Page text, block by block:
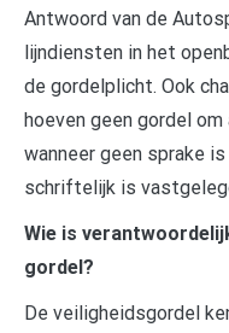
Antwoord van de
lijndiensten in het
de gordelplicht. Ook
hoeven geen gordel
wanneer geen sprake
schriftelijk is
Wie is
gordel?
De veiligheidsgordel